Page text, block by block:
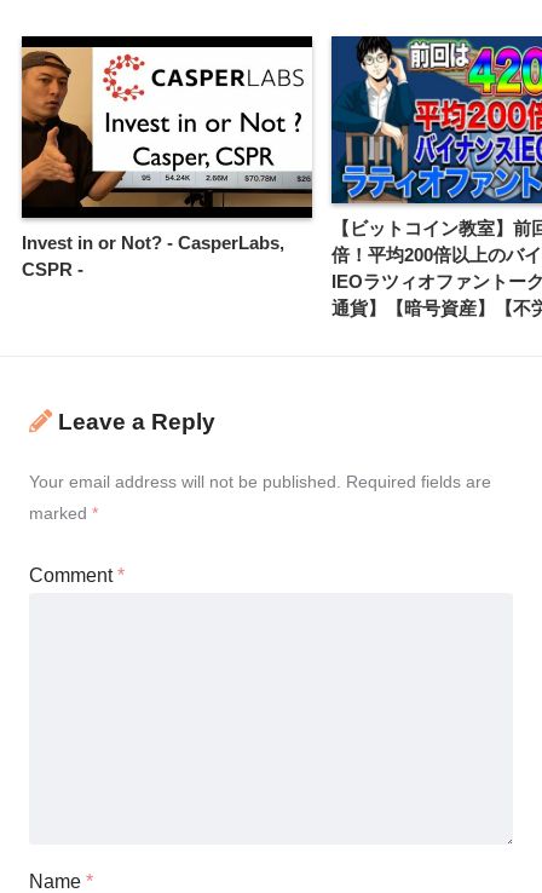
Invest in or Not? - CasperLabs,
CSPR -
【ビットコイン教室】前
倍！平均200倍以上のバ
IEOラツィオファントー
通貨】【暗号資産】【不
Leave a Reply
Your email address will not be published. Required fields are
marked *
Comment*
Name *